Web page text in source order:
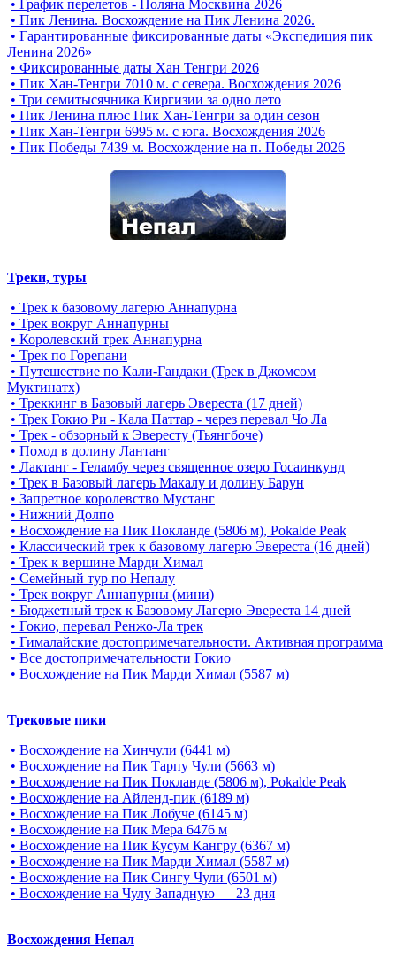
• График перелетов - Поляна Москвина 2026
• Пик Ленина. Восхождение на Пик Ленина 2026.
• Гарантированные фиксированные даты «Экспедиция пик
Ленина 2026»
• Фиксированные даты Хан Тенгри 2026
• Пик Хан-Тенгри 7010 м. с севера. Восхождения 2026
• Три семитысячника Киргизии за одно лето
• Пик Ленина плюс Пик Хан-Тенгри за один сезон
• Пик Хан-Тенгри 6995 м. c юга. Восхождения 2026
• Пик Победы 7439 м. Восхождение на п. Победы 2026
Треки, туры
• Трек к базовому лагерю Аннапурна
• Трек вокруг Аннапурны
• Королевский трек Аннапурна
• Трек по Горепани
• Путешествие по Кали-Гандаки (Трек в Джомсом
Муктинатх)
• Треккинг в Базовый лагерь Эвереста (17 дней)
• Трек Гокио Ри - Кала Паттар - через перевал Чо Ла
• Трек - обзорный к Эвересту (Тьянгбоче)
• Поход в долину Лантанг
• Лактанг - Геламбу через священное озеро Госаинкунд
• Трек в Базовый лагерь Макалу и долину Барун
• Запретное королевство Мустанг
• Нижний Долпо
• Восхождение на Пик Покланде (5806 м), Pokalde Peak
• Классический трек к базовому лагерю Эвереста (16 дней)
• Трек к вершине Марди Химал
• Семейный тур по Непалу
• Трек вокруг Аннапурны (мини)
• Бюджетный трек к Базовому Лагерю Эвереста 14 дней
• Гокио, перевал Ренжо-Ла трек
• Гималайские достопримечательности. Активная программа
• Все достопримечательности Гокио
• Восхождение на Пик Марди Химал (5587 м)
Трековые пики
• Восхождение на Хинчули (6441 м)
• Восхождение на Пик Тарпу Чули (5663 м)
• Восхождение на Пик Покланде (5806 м), Pokalde Peak
• Восхождение на Айленд-пик (6189 м)
• Восхождение на Пик Лобуче (6145 м)
• Восхождение на Пик Мера 6476 м
• Восхождение на Пик Кусум Кангру (6367 м)
• Восхождение на Пик Марди Химал (5587 м)
• Восхождение на Пик Сингу Чули (6501 м)
• Восхождение на Чулу Западную — 23 дня
Восхождения Непал